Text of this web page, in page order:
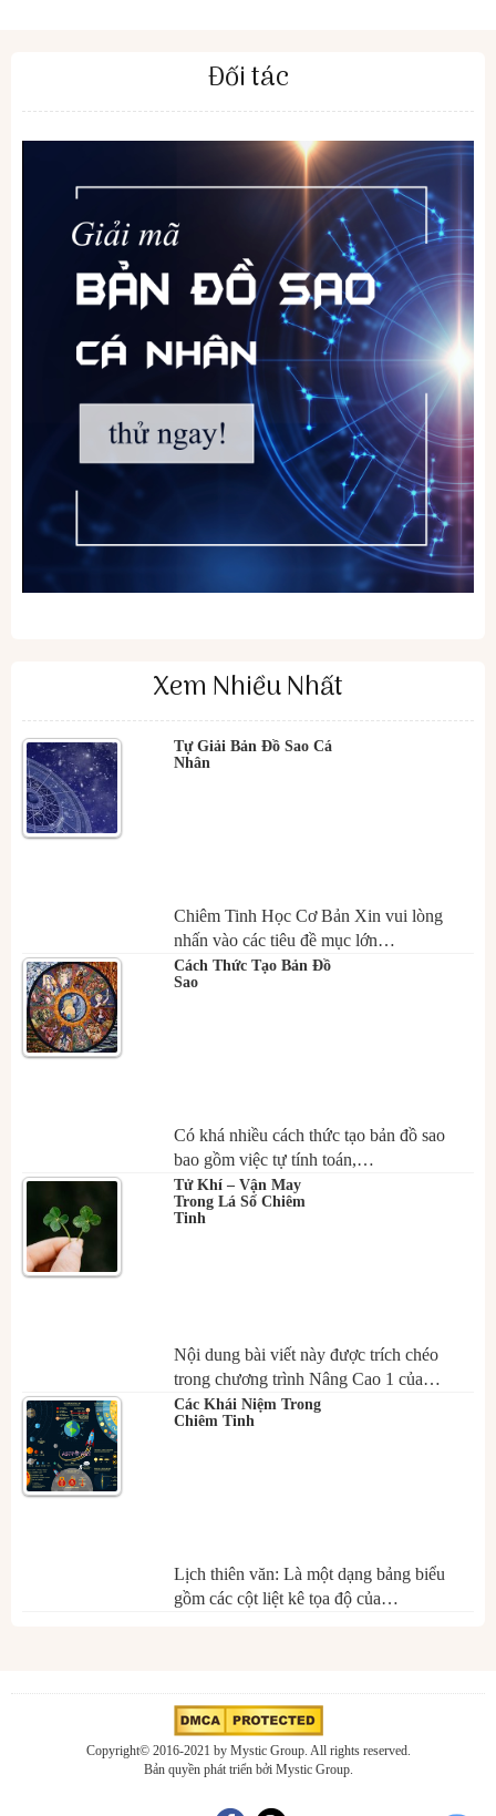
Đối tác
Xem Nhiều Nhất
Tự Giải Bản Đồ Sao Cá
Nhân
Chiêm Tinh Học Cơ Bản Xin vui lòng
nhấn vào các tiêu đề mục lớn…
Cách Thức Tạo Bản Đồ
Sao
Có khá nhiều cách thức tạo bản đồ sao
bao gồm việc tự tính toán,…
Tử Khí – Vận May
Trong Lá Số Chiêm
Tinh
Nội dung bài viết này được trích chéo
trong chương trình Nâng Cao 1 của…
Các Khái Niệm Trong
Chiêm Tinh
Lịch thiên văn: Là một dạng bảng biểu
gồm các cột liệt kê tọa độ của…
Copyright© 2016-2021 by Mystic Group. All rights reserved.
Bản quyền phát triển bởi Mystic Group.